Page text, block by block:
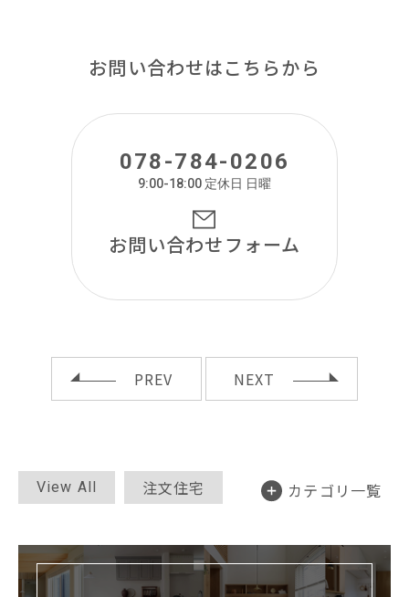
お問い合わせはこちらから
078-784-0206
9:00-18:00 定休日 日曜
お問い合わせフォーム
PREV NEXT
View All
注文住宅
断熱リノベ
平屋
カテゴリ一覧